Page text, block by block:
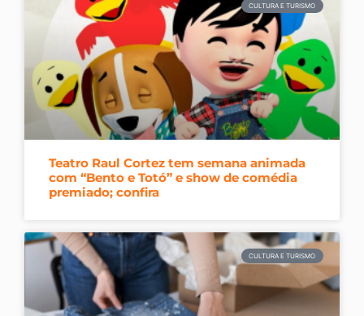
CULTURA E TURISMO
Teatro Raul Cortez tem semana animada
com “Bento e Totó” e show de comédia
premiado; confira
CULTURA E TURISMO